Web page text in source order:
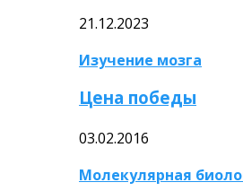
21.12.2023
Изучение мозга
Цена победы
03.02.2016
Молекулярная